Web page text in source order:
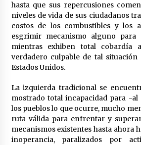
hasta que sus repercusiones
niveles de vida de sus ciudadanos
costos de los combustibles y los
esgrimir mecanismo alguno para
mientras exhiben total cobardía
verdadero culpable de tal
Estados Unidos.
La izquierda tradicional se
mostrado total incapacidad para -
los pueblos lo que ocurre, mucho
ruta válida para enfrentar y
mecanismos existentes hasta ahora
inoperancia, paralizados por